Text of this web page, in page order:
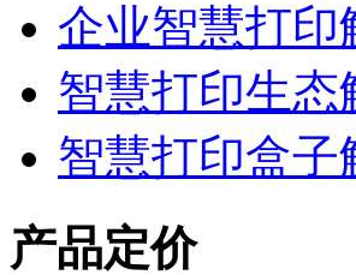
企业智慧打印
智慧打印生态
智慧打印盒子
产品定价